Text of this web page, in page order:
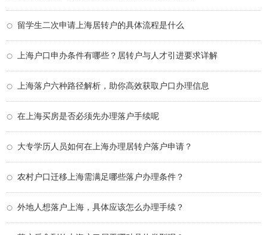
留学生二次申请上海居转户的具体流程是什么
上海户口申办条件有哪些？居转户与人才引进要求详解
上海落户六种路径解析，助你高效获取户口办理信息
在上海买房是否必须先办理落户手续呢
大专学历人员如何在上海办理居转户落户申请？
农村户口迁移上海需满足哪些落户办理条件？
外地人想落户上海，具体应该怎么办理手续？